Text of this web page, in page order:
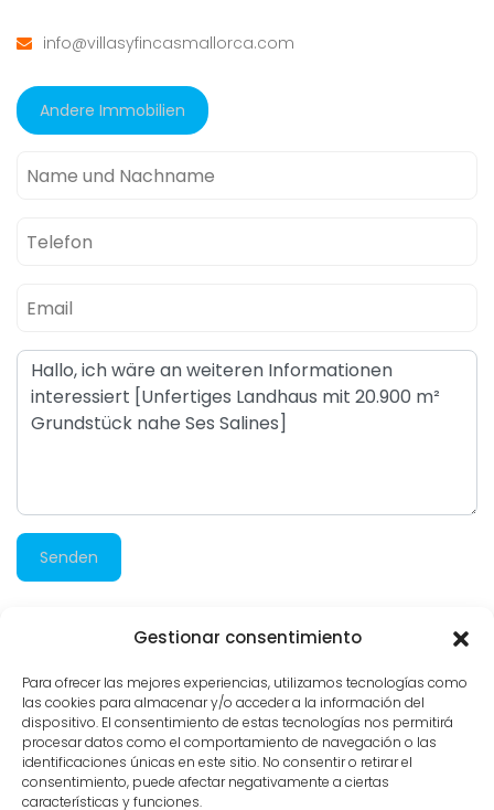
Gestionar consentimiento
Para ofrecer las mejores experiencias, utilizamos tecnologías como
las cookies para almacenar y/o acceder a la información del
dispositivo. El consentimiento de estas tecnologías nos permitirá
procesar datos como el comportamiento de navegación o las
identificaciones únicas en este sitio. No consentir o retirar el
consentimiento, puede afectar negativamente a ciertas
características y funciones.
info@villasyfincasmallorca.com
Andere Immobilien
Senden
346 besuche